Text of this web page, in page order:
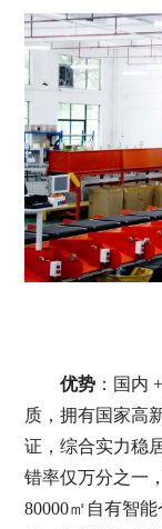
优势：国内
质，拥有国家高
证，综合实力稳
错率仅万分之一
80000㎡自有智